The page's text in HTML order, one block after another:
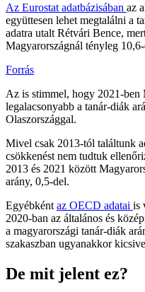
Az Eurostat adatbázisában az
együttesen lehet megtalálni a
adatra utalt Rétvári Bence,
Magyarországnál tényleg
Forrás
Az is stimmel, hogy 2021-ben
legalacsonyabb a tanár-diák
Olaszországgal.
Mivel csak 2013-tól találtunk
csökkenést nem tudtuk
2013 és 2021 között
arány, 0,5-del.
Egyébként az OECD adatai is
2020-ban az általános és
a magyarországi tanár-diák
szakaszban ugyanakkor
De mit jelent ez?